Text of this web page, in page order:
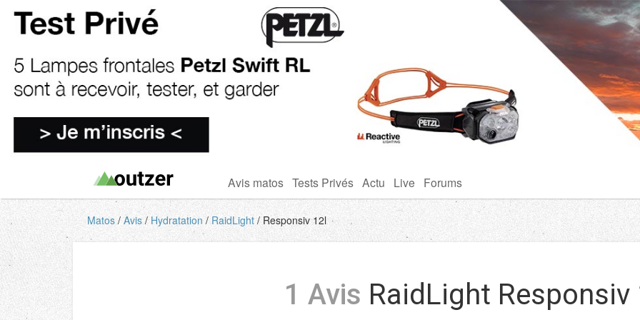
Avis matos Tests Privés Actu Live Forums
Matos Avis Hydratation RaidLight Responsiv 12l
1 Avis RaidLight Responsiv